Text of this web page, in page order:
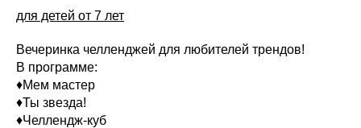
для детей от 7 лет
Вечеринка челленджей для любителей трендов!
В программе:
♦Мем мастер
♦Ты звезда!
♦Челлендж-куб